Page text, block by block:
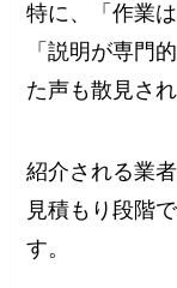
特に、「作業
「説明が専門
た声も散見され
紹介される業
見積もり段階
す。